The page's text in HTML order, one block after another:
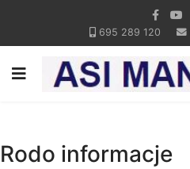
695 289 120
Rodo informacje